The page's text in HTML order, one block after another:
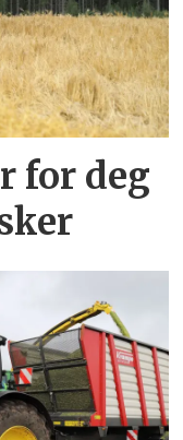
for deg